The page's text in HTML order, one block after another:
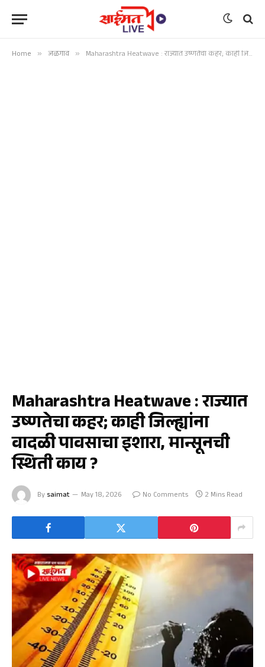
Home » जळगाव » Maharashtra Heatwave : राज्यात उष्णतेचा कहर; काही जिल्ह्यांना वादळी पावसाचा इशारा, मान्सूनची स्थिती काय ?
Maharashtra Heatwave : राज्यात
उष्णतेचा कहर; काही जिल्ह्यांना
वादळी पावसाचा इशारा, मान्सूनची
स्थिती काय ?
By saimat May 18, 2026 No Comments 2 Mins Read